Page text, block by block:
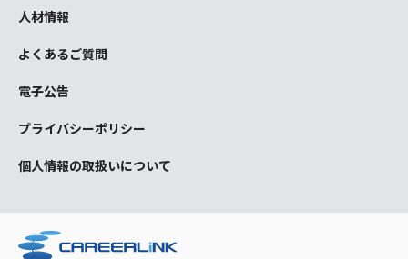
人材情報
よくあるご質問
電子公告
プライバシーポリシー
個人情報の取扱いについて